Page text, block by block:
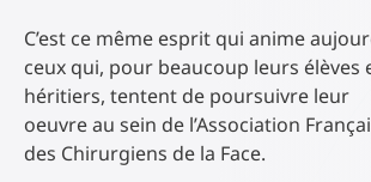
C’est ce même esprit qui anime
ceux qui, pour beaucoup leurs élèves
héritiers, tentent de poursuivre leur
oeuvre au sein de l’Association
des Chirurgiens de la Face.